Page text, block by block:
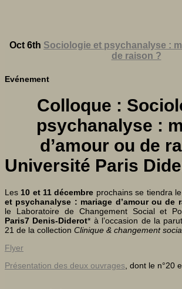
Oct 6th Sociologie et psychanalyse :
de raison ?
Evénement
Colloque :
psychanalyse :
d’amour ou de
Université Paris
Les 10 et 11 décembre prochains se tiendra
et psychanalyse : mariage d’amour ou de
le Laboratoire de Changement Social et
Paris7 Denis-Diderot* à l’occasion de la
21 de la collection Clinique & changement
Flyer
Présentation des deux ouvrages , dont le n°20